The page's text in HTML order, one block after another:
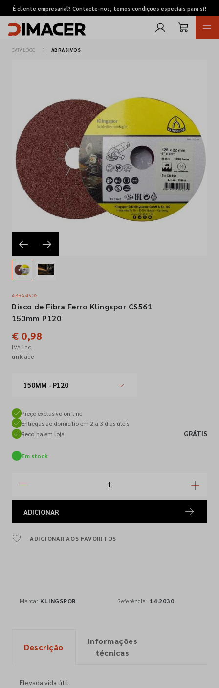
É cliente empresarial? Contacte-nos, temos condições especiais para si!
Retomas
Pedidos de cotação
Marcas
Favoritos
Empresa
Contactos
Siga-nos nas redes sociais
CATÁLOGO ABRASIVOS
ABRASIVOS
Disco de Fibra Ferro Klingspor CS561
150mm P120
€ 0,98
IVA inc.
unidade
150MM - P120
Preço exclusivo on-line
Entregas ao domicílio em 2 a 3 dias úteis
Recolha em loja
GRÁTIS
Em stock
ADICIONAR
ADICIONAR AOS FAVORITOS
Marca: KLINGSPOR Referência: 14.2030
Descrição
Informações
técnicas
Elevada vida útil